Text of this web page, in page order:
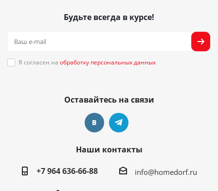
Будьте всегда в курсе!
Я согласен на обработку персональных данных
Оставайтесь на связи
Наши контакты
+7 964 636-66-88
info@homedorf.ru